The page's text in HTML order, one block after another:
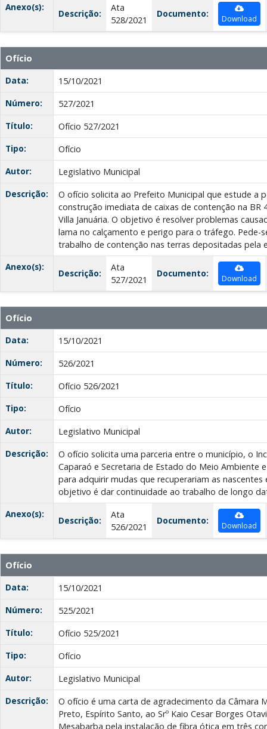
Anexo(s):
Descrição:
Ata
528/2021
Documento: Download
Ofício
Data:
15/10/2021
Número:
527/2021
Título:
Ofício 527/2021
Tipo:
Ofício
Autor:
Legislativo Municipal
Descrição:
O ofício solicita ao Prefeito Municipal que estude a
construção imediata de caixas de contenção na BR
Villa Januária. O objetivo é resolver problemas
lama no calçamento e perigo para o tráfego. Pede-
trabalho de contenção nas terras depositadas pela
Anexo(s):
Descrição:
Ata
527/2021
Documento: Download
Ofício
Data:
15/10/2021
Número:
526/2021
Título:
Ofício 526/2021
Tipo:
Ofício
Autor:
Legislativo Municipal
Descrição:
O ofício solicita uma parceria entre o município, o
Caparaó e Secretaria de Estado do Meio Ambiente
para adquirir mudas que recuperariam as nascentes
objetivo é dar continuidade ao trabalho de longo
Anexo(s):
Descrição:
Ata
526/2021
Documento: Download
Ofício
Data:
15/10/2021
Número:
525/2021
Título:
Ofício 525/2021
Tipo:
Ofício
Autor:
Legislativo Municipal
Descrição:
O ofício é uma carta de agradecimento da Câmara
Preto, Espírito Santo, ao Srº Kaio Cesar Borges
Mesabarba pela instalação de fibra ótica em três